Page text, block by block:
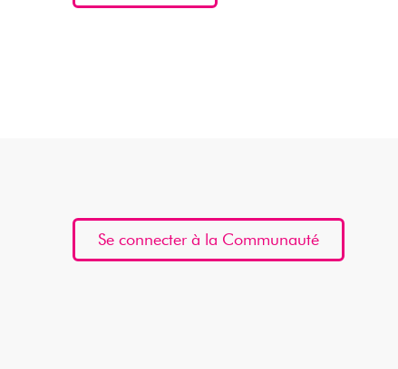
Se connecter à la Communauté